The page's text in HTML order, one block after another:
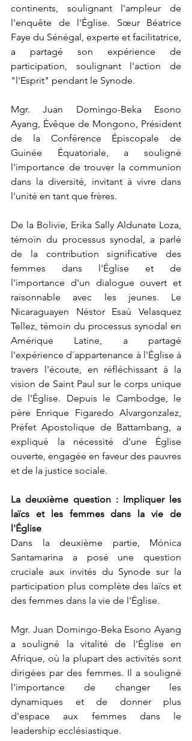
continents, soulignant l'ampleur de
l'enquête de l'Église. Sœur Béatrice
Faye du Sénégal, experte et facilitatrice,
a partagé son expérience de
participation, soulignant l'action de
"l'Esprit" pendant le Synode.
Mgr. Juan Domingo-Beka Esono
Ayang, Évêque de Mongono, Président
de la Conférence Épiscopale de
Guinée Équatoriale, a souligné
l'importance de trouver la communion
dans la diversité, invitant à vivre dans
l'unité en tant que frères.
De la Bolivie, Erika Sally Aldunate Loza,
témoin du processus synodal, a parlé
de la contribution significative des
femmes dans l'Église et de
l'importance d'un dialogue ouvert et
raisonnable avec les jeunes. Le
Nicaraguayen Néstor Esaú Velasquez
Tellez, témoin du processus synodal en
Amérique Latine, a partagé
l'expérience d´appartenance à l'Église à
travers l'écoute, en réfléchissant à la
vision de Saint Paul sur le corps unique
de l'Église. Depuis le Cambodge, le
père Enrique Figaredo Alvargonzalez,
Préfet Apostolique de Battambang, a
expliqué la nécessité d'une Église
ouverte, engagée en faveur des pauvres
et de la justice sociale.
La deuxième question : Impliquer les
laïcs et les femmes dans la vie de
l'Église
Dans la deuxième partie, Mónica
Santamarina a posé une question
cruciale aux invités du Synode sur la
participation plus complète des laïcs et
des femmes dans la vie de l'Église.
Mgr. Juan Domingo-Beka Esono Ayang
a souligné la vitalité de l'Église en
Afrique, où la plupart des activités sont
dirigées par des femmes. Il a souligné
l'importance de changer les
dynamiques et de donner plus
d'espace aux femmes dans le
leadership ecclésiastique.